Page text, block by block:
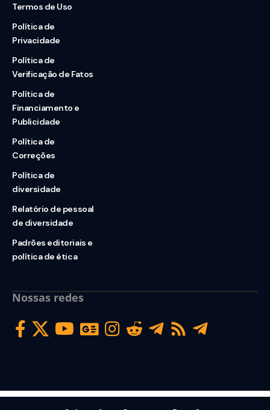
Termos de Uso
Política de
Privacidade
Política de
Verificação de Fatos
Política de
Financiamento e
Publicidade
Política de
Correções
Política de
diversidade
Relatório de pessoal
de diversidade
Padrões editoriais e
política de ética
Nossas redes